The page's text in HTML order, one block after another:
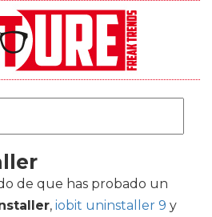
de que has probado un
, iobit uninstaller 9 y